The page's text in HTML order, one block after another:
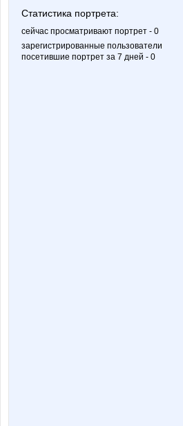
Статистика портрета:
сейчас просматривают портрет - 0
зарегистрированные пользователи
посетившие портрет за 7 дней - 0